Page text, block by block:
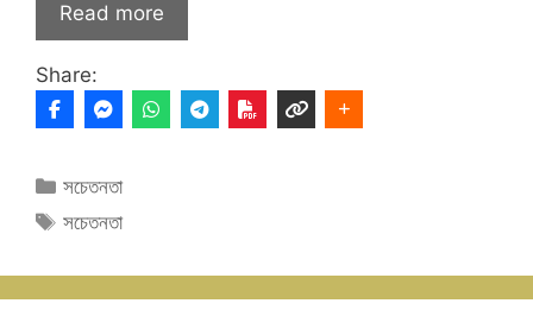
Read more
Share:
Categories
সচেতনতা
Tags
সচেতনতা